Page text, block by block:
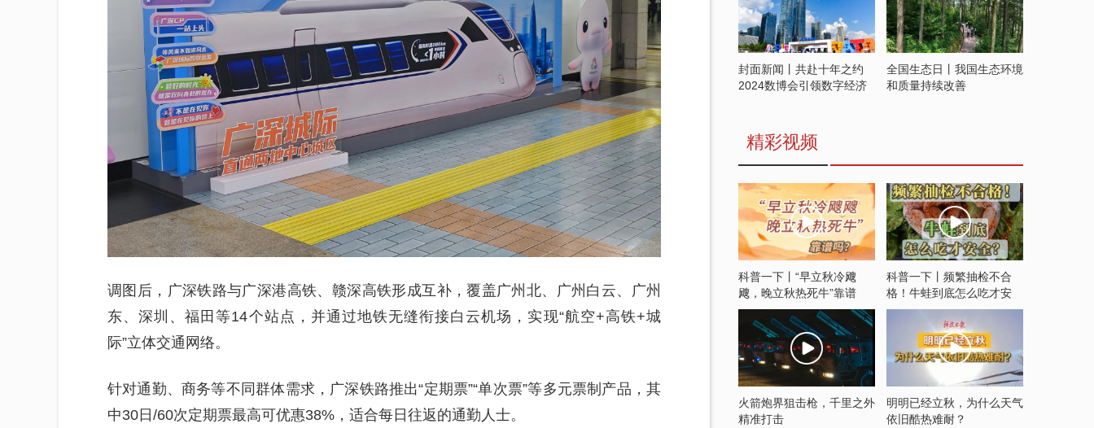
调图后，广深铁路与广深港高铁、赣深高铁形成互补，覆盖广州北、广州白云、广州
东、深圳、福田等14个站点，并通过地铁无缝衔接白云机场，实现“航空+高铁+城
际”立体交通网络。
针对通勤、商务等不同群体需求，广深铁路推出“定期票”“单次票”等多元票制产品，其
中30日/60次定期票最高可优惠38%，适合每日往返的通勤人士。
封面新闻丨共赴十年之约
2024数博会引领数字经济
全国生态日丨我国生态环境
和质量持续改善
精彩视频
科普一下丨“早立秋冷飕
飕，晚立秋热死牛”靠谱
吗？
科普一下丨频繁抽检不合
格！牛蛙到底怎么吃才安
全？
火箭炮界狙击枪，千里之外
精准打击
明明已经立秋，为什么天气
依旧酷热难耐？